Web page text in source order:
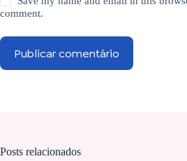
comment.
Publicar comentário
Posts relacionados